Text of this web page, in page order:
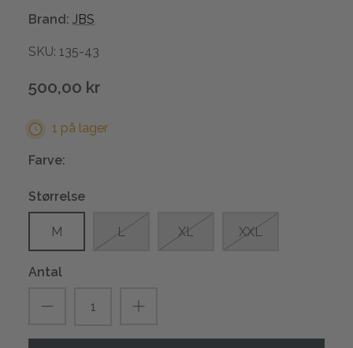
Brand: JBS
SKU: 135-43
500,00 kr
1 på lager
Farve:
Størrelse
M L XL XXL
Antal